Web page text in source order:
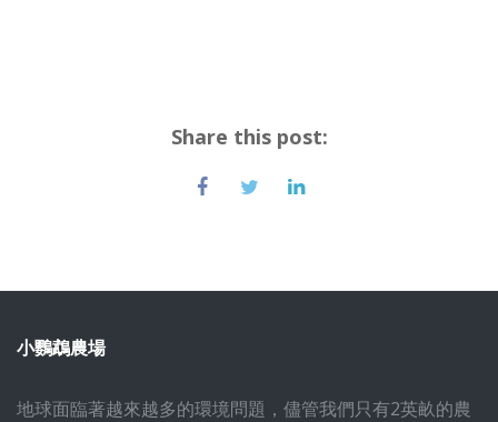
Share this post:
小鸚鵡農場
地球面臨著越來越多的環境問題，儘管我們只有2英畝的農